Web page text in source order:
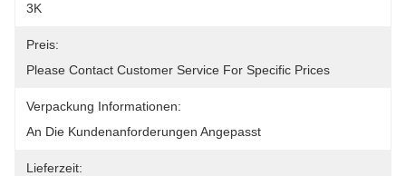
3K
Preis:
Please Contact Customer Service For Specific Prices
Verpackung Informationen:
An Die Kundenanforderungen Angepasst
Lieferzeit: